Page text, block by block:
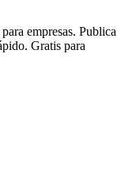
empresas. Publica
Gratis para